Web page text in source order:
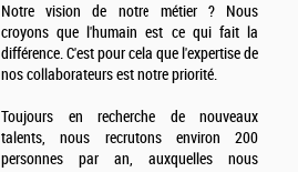
Notre vision de notre métier ? Nous
croyons que l'humain est ce qui fait la
différence. C'est pour cela que l'expertise de
nos collaborateurs est notre priorité.
Toujours en recherche de nouveaux
talents, nous recrutons environ 200
personnes par an, auxquelles nous